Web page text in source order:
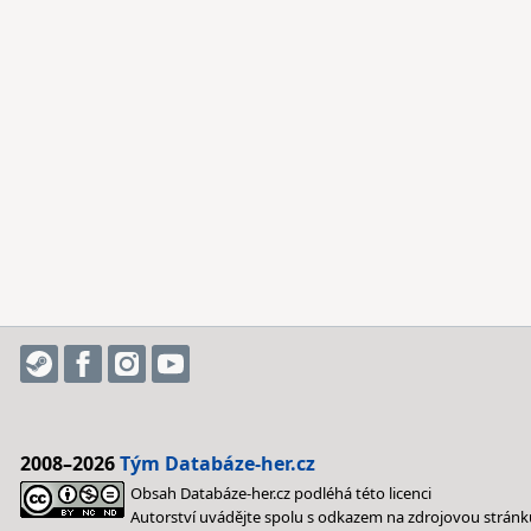
2008–2026Tým Databáze-her.cz
Obsah Databáze-her.cz podléhá této licenci
Autorství uvádějte spolu s odkazem na zdrojovou